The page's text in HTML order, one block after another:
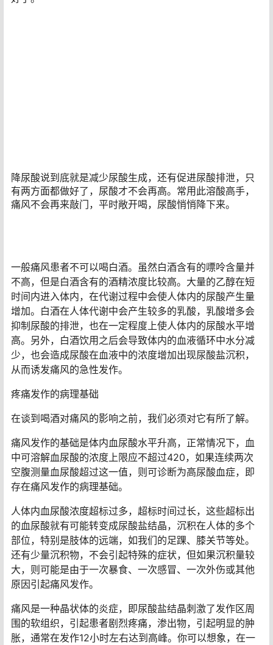
降尿酸说到底就是减少尿酸生成，还有促进尿酸排泄，只
有两方面都做好了，尿酸才不会再高。常用此溶酸高手，
痛风不会再来敲门，平时敞开喝，尿酸悄悄降下来。
一般痛风患者不可以喝白酒。虽然白酒含有的嘌呤含量并
不高，但是白酒含有的酒精浓度比较高。大量的乙醇在短
时间内进入体内，在代谢过程中会使人体内的尿酸产生量
增加。白酒在人体代谢中会产生较多的乳酸，乳酸增多会
抑制尿酸的排泄，也在一定程度上使人体内的尿酸水平增
高。另外，白酒饮用之后会导致体内的血液循环中水分减
少，也会造成尿酸在血液中的浓度增加出现尿酸盐沉积，
从而诱发痛风的急性发作。
疼痛发作的病理基础
在谈到喝酒对痛风的影响之前，我们必须对它有所了解。
痛风发作的基础是体内血尿酸水平升高，正常情况下，血
中可溶解血尿酸的浓度上限应不超过420，如果连续两次
空腹测量血尿酸超过这一值，则可诊断为高尿酸血症，即
存在痛风发作的病理基础。
人体内血尿酸浓度超标过多，超标时间过长，这些超标出
的血尿酸就有可能转变成尿酸盐结晶，沉积在人体的多个
部位，特别是肢体的远端，如我们的足踝、膝关节等处。
还有少量沉积物，不会引起特殊的症状，但如果沉积量较
大，则可能是由于一次暴食、一次感冒、一次外伤或其他
原因引起痛风发作。
痛风是一种晶状体的炎症，即尿酸盐结晶刺激了发作区周
围的软组织，引起患者剧烈疼痛，渗出物，引起明显的肿
胀，通常在发作12小时左右达到高峰。你可以想象，在一